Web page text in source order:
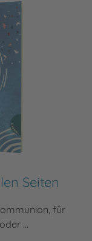
Seiten
für
...